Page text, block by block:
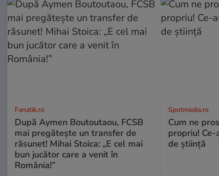
Fanatik.ro
După Aymen Boutoutaou, FCSB
mai pregătește un transfer de
răsunet! Mihai Stoica: „E cel mai
bun jucător care a venit în
România!”
Spotmedia.ro
Cum ne
propriu!
de știință